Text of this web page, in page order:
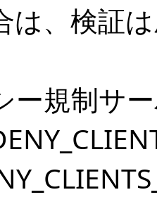
は、検証
ー規制サ